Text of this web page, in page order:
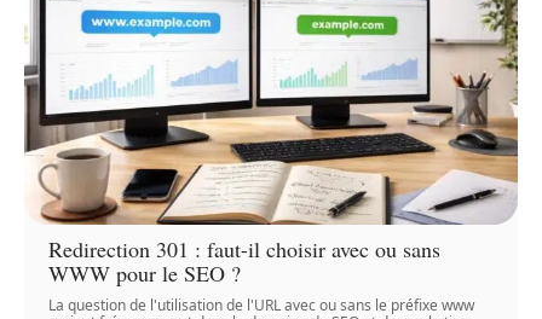
Redirection 301 : faut-il choisir avec ou sans
WWW pour le SEO ?
La question de l'utilisation de l'URL avec ou sans le préfixe www